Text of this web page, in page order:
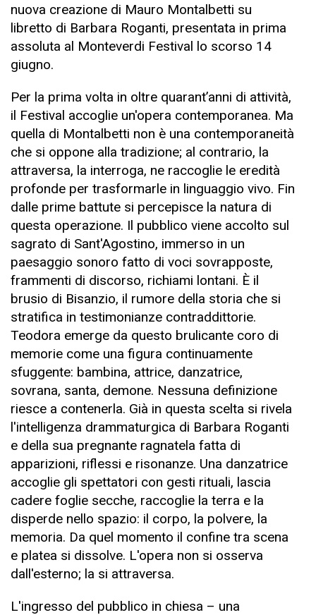
nuova creazione di Mauro Montalbetti su
libretto di Barbara Roganti, presentata in prima
assoluta al Monteverdi Festival lo scorso 14
giugno.
Per la prima volta in oltre quarant’anni di attività,
il Festival accoglie un'opera contemporanea. Ma
quella di Montalbetti non è una contemporaneità
che si oppone alla tradizione; al contrario, la
attraversa, la interroga, ne raccoglie le eredità
profonde per trasformarle in linguaggio vivo. Fin
dalle prime battute si percepisce la natura di
questa operazione. Il pubblico viene accolto sul
sagrato di Sant'Agostino, immerso in un
paesaggio sonoro fatto di voci sovrapposte,
frammenti di discorso, richiami lontani. È il
brusio di Bisanzio, il rumore della storia che si
stratifica in testimonianze contraddittorie.
Teodora emerge da questo brulicante coro di
memorie come una figura continuamente
sfuggente: bambina, attrice, danzatrice,
sovrana, santa, demone. Nessuna definizione
riesce a contenerla. Già in questa scelta si rivela
l'intelligenza drammaturgica di Barbara Roganti
e della sua pregnante ragnatela fatta di
apparizioni, riflessi e risonanze. Una danzatrice
accoglie gli spettatori con gesti rituali, lascia
cadere foglie secche, raccoglie la terra e la
disperde nello spazio: il corpo, la polvere, la
memoria. Da quel momento il confine tra scena
e platea si dissolve. L'opera non si osserva
dall'esterno; la si attraversa.
L'ingresso del pubblico in chiesa – una